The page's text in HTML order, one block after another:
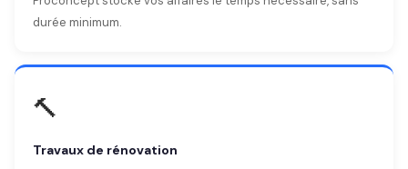
durée minimum.
🔨
Travaux de rénovation